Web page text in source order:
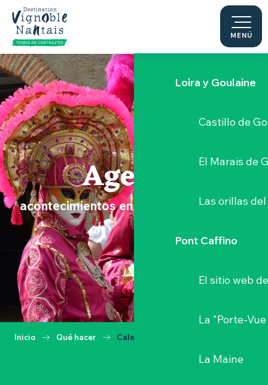
Aller
contenu
principal
MENÚ
Le Moulin du
Sèvre
Loira y Goulaine
Castillo de
El Marais de
Las orillas
Pont Caffino
El sitio web
La "Porte-Vue
La Maine
Agenda
acontecimientos en el Vignoble Nantais
Inicio Qué hacer Calendario